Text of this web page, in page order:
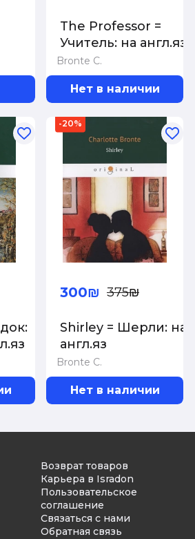
Bronte C.
The Professor =
Учитель: на англ.яз
Нет в наличии
-20%
Bronte C.
Shirley = Шерли: на
англ.яз
300₪ 375₪
Нет в наличии
Возврат товаров
Карьера в Isradon
Пользовательское
соглашение
Связаться с нами
Обратная связь